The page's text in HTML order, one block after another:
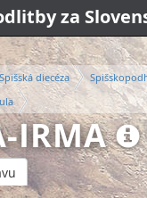
za
diecéza
IRMA